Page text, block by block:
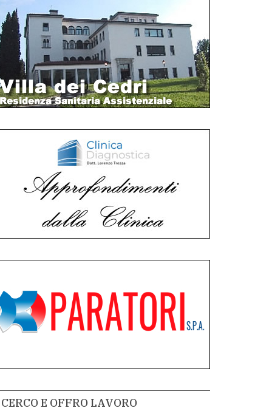
CERCO E OFFRO LAVORO